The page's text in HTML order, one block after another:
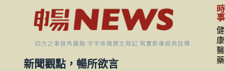
新聞觀點，暢所欲言
時
事
健
康
醫
藥